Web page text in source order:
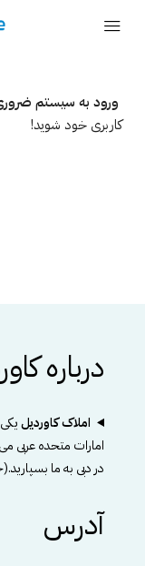
ورود به سیستم
کاربری خود شوید!
درباره
املاک کاوردیلیکی
در دبی به ما
آدرس